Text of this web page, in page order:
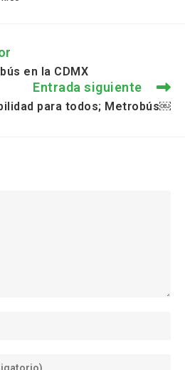
en la CDMX
Entrada siguiente
para todos; Metrobús￼